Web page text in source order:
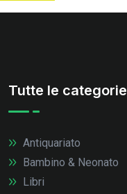
Tutte le categorie
Antiquariato
Bambino & Neonato
Libri